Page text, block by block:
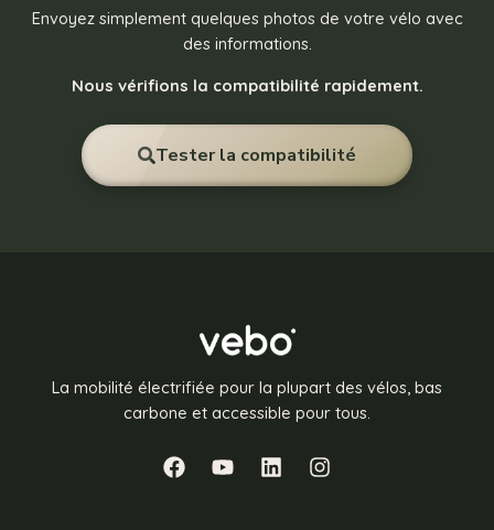
Envoyez simplement quelques photos de votre vélo avec
des informations.
Nous vérifions la compatibilité rapidement.
Tester la compatibilité
La mobilité électrifiée pour la plupart des vélos, bas
carbone et accessible pour tous.